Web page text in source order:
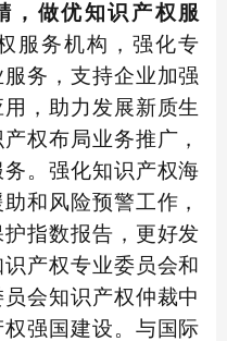
，做优知识产权服
服务机构，强化专
务，支持企业加强
，助力发展新质生
权布局业务推广，
。强化知识产权海
和风险预警工作，
指数报告，更好发
产权专业委员会和
会知识产权仲裁中
强国建设。与国际